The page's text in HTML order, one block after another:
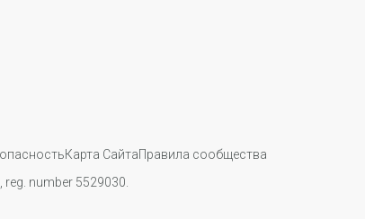
Карта СайтаПравила сообщества
number 5529030.